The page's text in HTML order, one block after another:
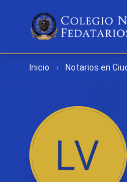
Inicio › Notarios en